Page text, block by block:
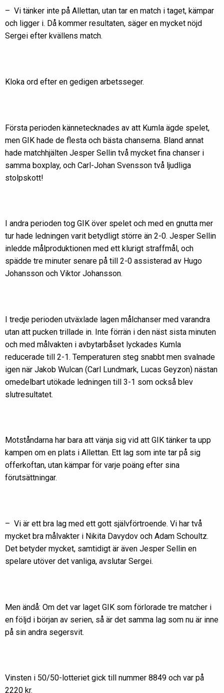
– Vi tänker inte på Allettan, utan tar en match i taget, kämpar
och ligger i. Då kommer resultaten, säger en mycket nöjd
Sergei efter kvällens match.
Kloka ord efter en gedigen arbetsseger.
Första perioden kännetecknades av att Kumla ägde spelet,
men GIK hade de flesta och bästa chanserna. Bland annat
hade matchhjälten Jesper Sellin två mycket fina chanser i
samma boxplay, och Carl-Johan Svensson två ljudliga
stolpskott!
I andra perioden tog GIK över spelet och med en gnutta mer
tur hade ledningen varit betydligt större än 2-0. Jesper Sellin
inledde målproduktionen med ett klurigt straffmål, och
spädde tre minuter senare på till 2-0 assisterad av Hugo
Johansson och Viktor Johansson.
I tredje perioden utväxlade lagen målchanser med varandra
utan att pucken trillade in. Inte förrän i den näst sista minuten
och med målvakten i avbytarbåset lyckades Kumla
reducerade till 2-1. Temperaturen steg snabbt men svalnade
igen när Jakob Wulcan (Carl Lundmark, Lucas Geyzon) nästan
omedelbart utökade ledningen till 3-1 som också blev
slutresultatet.
Motståndarna har bara att vänja sig vid att GIK tänker ta upp
kampen om en plats i Allettan. Ett lag som inte tar på sig
offerkoftan, utan kämpar för varje poäng efter sina
förutsättningar.
– Vi är ett bra lag med ett gott självförtroende. Vi har två
mycket bra målvakter i Nikita Davydov och Adam Schoultz.
Det betyder mycket, samtidigt är även Jesper Sellin en
spelare utöver det vanliga, avslutar Sergei.
Men ändå: Om det var laget GIK som förlorade tre matcher i
en följd i början av serien, så är det samma lag som nu är inne
på sin andra segersvit.
Vinsten i 50/50-lotteriet gick till nummer 8849 och var på
2220 kr.